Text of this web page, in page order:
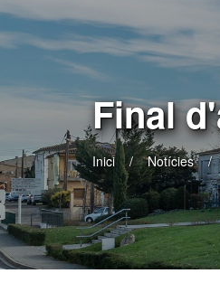
Final
Inici Notícies